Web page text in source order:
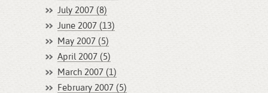
July 2007 (8)
June 2007 (13)
May 2007 (5)
April 2007 (5)
March 2007 (1)
February 2007 (5)